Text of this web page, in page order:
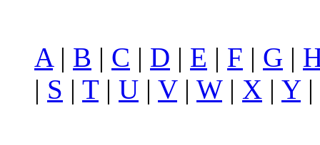
A | B | C | D | E | F | G |
| S | T| U | V| W| X | Y|